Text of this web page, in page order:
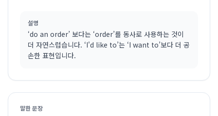
설명
‘do an order’ 보다는 ‘order’를 동사로 사용하는 것이
더 자연스럽습니다. ‘I'd like to’는 ‘I want to’보다 더 공
손한 표현입니다.
말한 문장